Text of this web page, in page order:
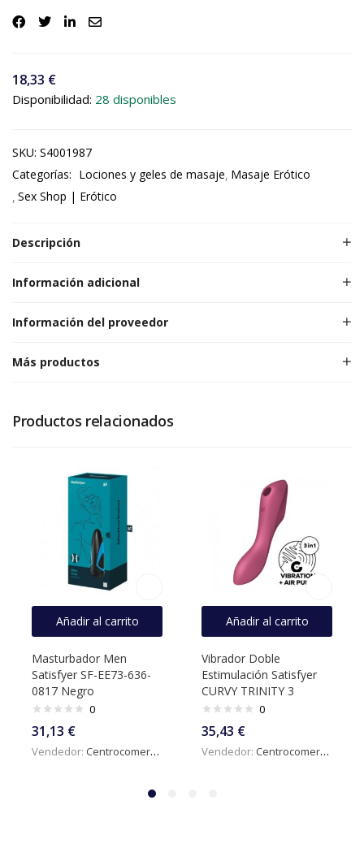
18,33 €
Disponibilidad: 28 disponibles
SKU: S4001987
Categorías: Lociones y geles de masaje Masaje Erótico
Sex Shop | Erótico
Descripción
Información adicional
Información del proveedor
Más productos
Productos relacionados
Añadir al carrito
Masturbador Men
Satisfyer SF-EE73-636-
0817 Negro
0
31,13 €
Vendedor: Centrocomercialdigital
Añadir al carrito
Vibrador Doble
Estimulación Satisfyer
CURVY TRINITY 3
0
35,43 €
Vendedor: Centrocomercialdigital